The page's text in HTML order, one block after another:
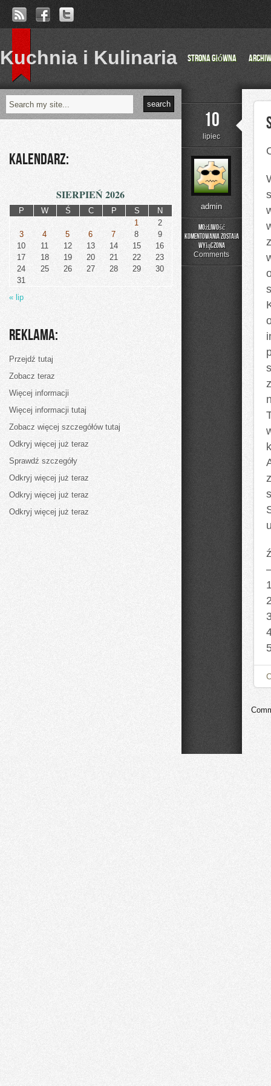
Kuchnia i Kulinaria Strona główna
10
lipiec
admin
Możliwość
komentowania
Skarby
została
wyłączona
Comments
Kalendarz:
SIERPIEŃ 2026
P W Ś C P S
N
1
2
3
4 5 6 7 8
9
10
11 12 13 14 15
16
17
18 19 20 21 22
23
24
25 26 27 28 29
30
31
« lip
Reklama:
Przejdź tutaj
Zobacz teraz
Więcej informacji
Więcej informacji tutaj
Zobacz więcej szczegółów tutaj
Odkryj więcej już teraz
Sprawdź szczegóły
Odkryj więcej już teraz
Odkryj więcej już teraz
Odkryj więcej już teraz